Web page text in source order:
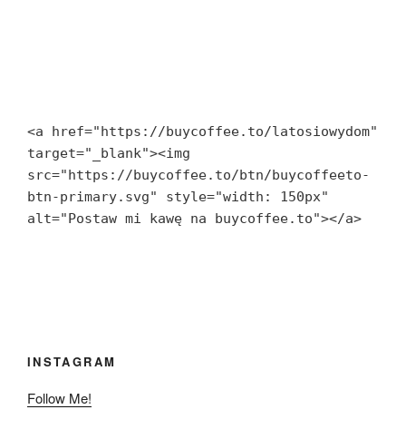
<a href="https://buycoffee.to/latosiowydom"
target="_blank"><img
src="https://buycoffee.to/btn/buycoffeeto-
btn-primary.svg" style="width: 150px"
alt="Postaw mi kawę na buycoffee.to"></a>
INSTAGRAM
Follow Me!